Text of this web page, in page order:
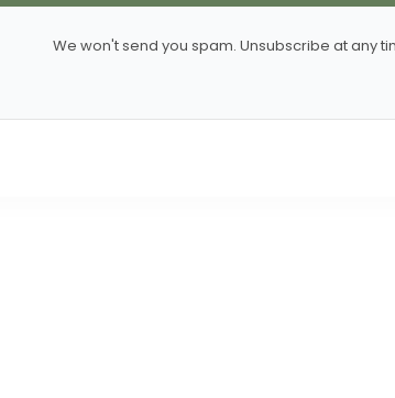
We won't send you spam. Unsubscribe at any